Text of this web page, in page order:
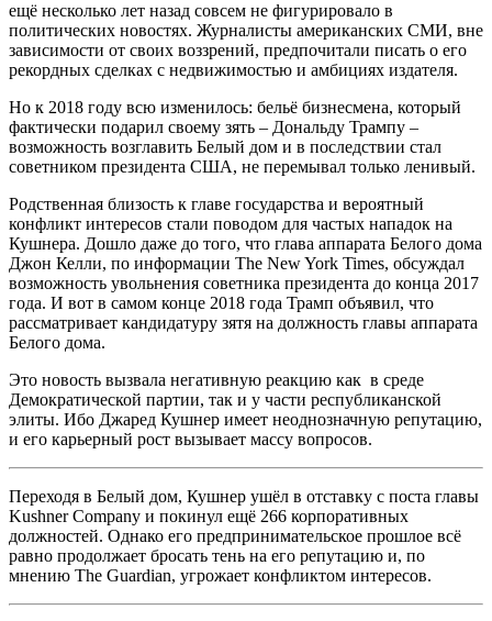
ещё несколько лет назад совсем не фигурировало в
политических новостях. Журналисты американских СМИ, вне
зависимости от своих воззрений, предпочитали писать о его
рекордных сделках с недвижимостью и амбициях издателя.
Но к 2018 году всю изменилось: бельё бизнесмена, который
фактически подарил своему зять – Дональду Трампу –
возможность возглавить Белый дом и в последствии стал
советником президента США, не перемывал только ленивый.
Родственная близость к главе государства и вероятный
конфликт интересов стали поводом для частых нападок на
Кушнера. Дошло даже до того, что глава аппарата Белого дома
Джон Келли, по информации The New York Times, обсуждал
возможность увольнения советника президента до конца 2017
года. И вот в самом конце 2018 года Трамп объявил, что
рассматривает кандидатуру зятя на должность главы аппарата
Белого дома.
Это новость вызвала негативную реакцию как в среде
Демократической партии, так и у части республиканской
элиты. Ибо Джаред Кушнер имеет неоднозначную репутацию,
и его карьерный рост вызывает массу вопросов.
Переходя в Белый дом, Кушнер ушёл в отставку с поста главы
Kushner Company и покинул ещё 266 корпоративных
должностей. Однако его предпринимательское прошлое всё
равно продолжает бросать тень на его репутацию и, по
мнению The Guardian, угрожает конфликтом интересов.